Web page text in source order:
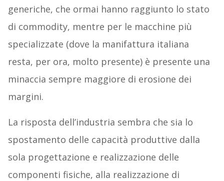
generiche, che ormai hanno raggiunto lo stato
di commodity, mentre per le macchine più
specializzate (dove la manifattura italiana
resta, per ora, molto presente) è presente una
minaccia sempre maggiore di erosione dei
margini.
La risposta dell’industria sembra che sia lo
spostamento delle capacità produttive dalla
sola progettazione e realizzazione delle
componenti fisiche, alla realizzazione di